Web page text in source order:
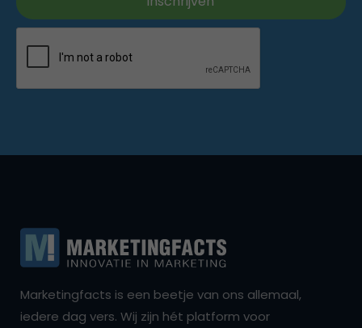
Marketingfacts is een beetje van ons allemaal,
iedere dag vers. Wij zijn hét platform voor